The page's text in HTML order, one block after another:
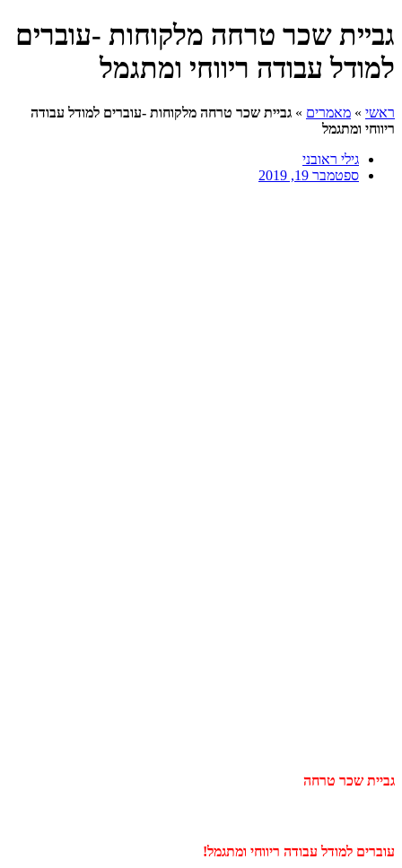
גביית שכר טרחה מלקוחות -עוברים
למודל עבודה ריווחי ומתגמל
ראשי » מאמרים » גביית שכר טרחה מלקוחות -עוברים למודל עבודה
ריווחי ומתגמל
גילי ראובני
ספטמבר 19, 2019
גביית שכר טרחה
עוברים למודל עבודה ריווחי ומתגמל!